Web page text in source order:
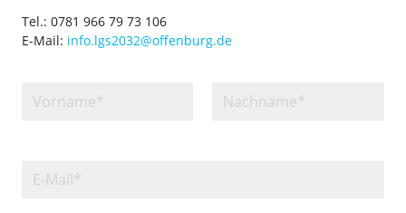
Tel.: 0781 966 79 73 106
E-Mail: info.lgs2032@offenburg.de